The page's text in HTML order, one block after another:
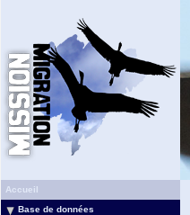
Accueil
Base de données